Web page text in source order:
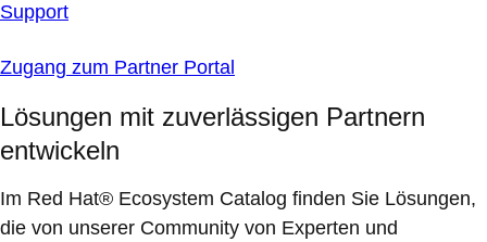
Support
Zugang zum Partner Portal
Lösungen mit zuverlässigen Partnern
entwickeln
Im Red Hat® Ecosystem Catalog finden Sie Lösungen,
die von unserer Community von Experten und